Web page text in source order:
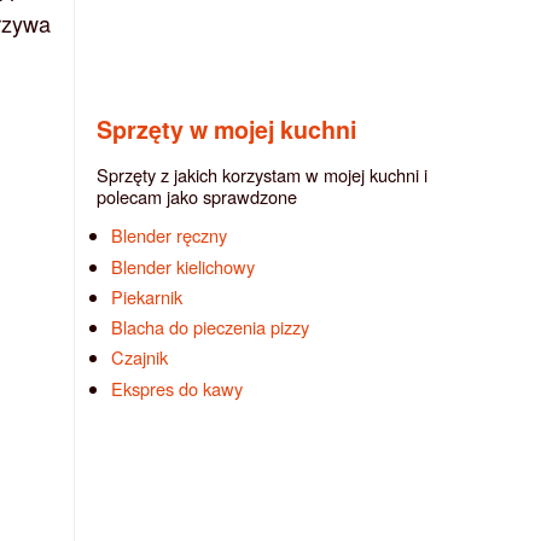
Sprzęty w mojej kuchni
Sprzęty z jakich korzystam w mojej kuchni i
polecam jako sprawdzone
Blender ręczny
Blender kielichowy
Piekarnik
Blacha do pieczenia pizzy
Czajnik
Ekspres do kawy